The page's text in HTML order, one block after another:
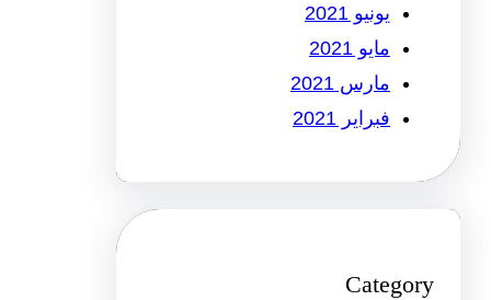
يونيو 2021
مايو 2021
مارس 2021
فبراير 2021
Category